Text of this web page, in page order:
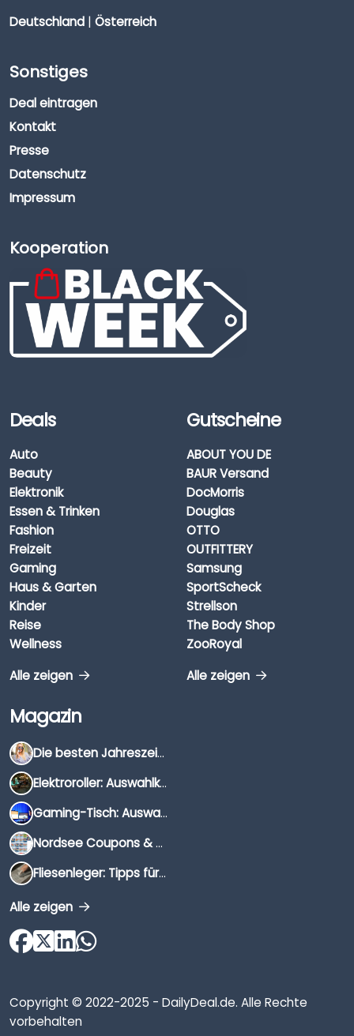
Deutschland | Österreich
Sonstiges
Deal eintragen
Kontakt
Presse
Datenschutz
Impressum
Kooperation
Deals
Auto
Beauty
Elektronik
Essen & Trinken
Fashion
Freizeit
Gaming
Haus & Garten
Kinder
Reise
Wellness
Alle zeigen
Gutscheine
ABOUT YOU DE
BAUR Versand
DocMorris
Douglas
OTTO
OUTFITTERY
Samsung
SportScheck
Strellson
The Body Shop
ZooRoyal
Alle zeigen
Magazin
Die besten Jahreszeiten für Schnäppchenjäger
Elektroroller: Auswahlkriterien, Unterschiede & Tipps
Gaming-Tisch: Auswahlkriterien, Unterschiede & Tipps
Nordsee Coupons & Gutscheine 2026
Fliesenleger: Tipps für die Auswahl
Alle zeigen
Copyright © 2022-2025 - DailyDeal.de. Alle Rechte
vorbehalten